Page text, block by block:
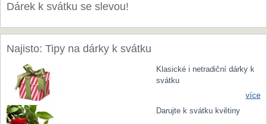
Dárek k svátku se slevou!
Najisto: Tipy na dárky k svátku
Klasické i netradiční dárky k
svátku
více
Darujte k svátku květiny